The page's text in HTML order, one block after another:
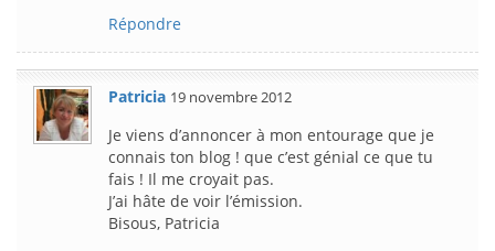
Répondre
Patricia 19 novembre 2012
Je viens d’annoncer à mon entourage que je
connais ton blog ! que c’est génial ce que tu
fais ! Il me croyait pas.
J’ai hâte de voir l’émission.
Bisous, Patricia